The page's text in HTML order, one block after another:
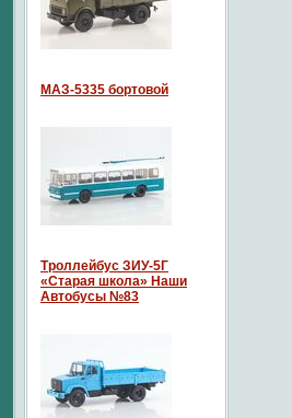
МАЗ-5335 бортовой
Троллейбус ЗИУ-5Г
«Старая школа» Наши
Автобусы №83